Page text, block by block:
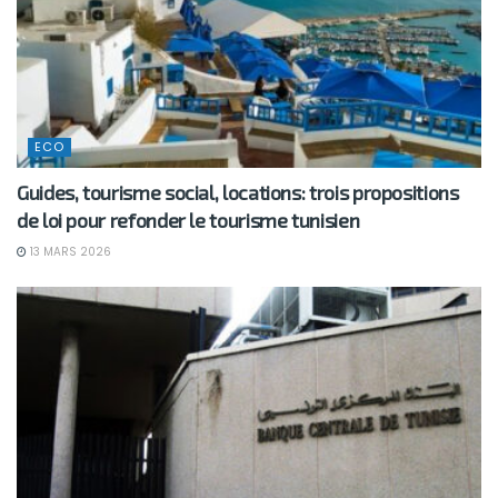
ECO
Guides, tourisme social, locations: trois propositions
de loi pour refonder le tourisme tunisien
13 MARS 2026